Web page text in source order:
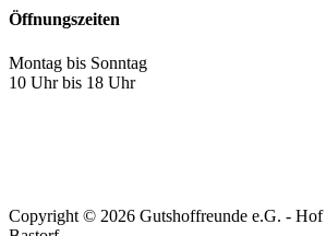
Öffnungszeiten
Montag bis Sonntag
10 Uhr bis 18 Uhr
Copyright © 2026 Gutshoffreunde e.G. -